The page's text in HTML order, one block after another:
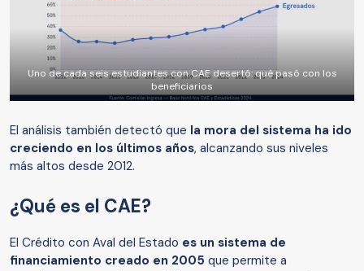
Uno de cada seis estudiantes con CAE desertó: qué pasó con los
beneficiarios
El análisis también detectó que la mora del sistema ha ido
creciendo en los últimos años, alcanzando sus niveles
más altos desde 2012.
¿Qué es el CAE?
El Crédito con Aval del Estado es un sistema de
financiamiento creado en 2005 que permite a